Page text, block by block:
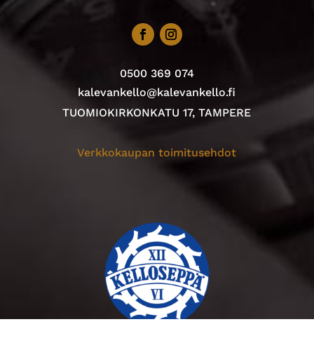
0500 369 074
kalevankello@kalevankello.fi
TUOMIOKIRKONKATU 17, TAMPERE
Verkkokaupan toimitusehdot